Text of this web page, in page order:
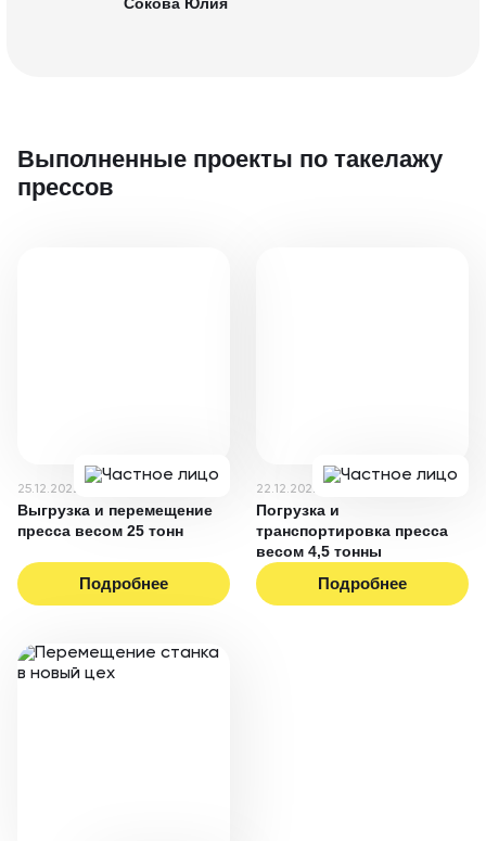
Выполненные проекты по такелажу
прессов
25.12.2022
Выгрузка и перемещение
пресса весом 25 тонн
Подробнее
22.12.2022
Погрузка и
транспортировка пресса
весом 4,5 тонны
Подробнее